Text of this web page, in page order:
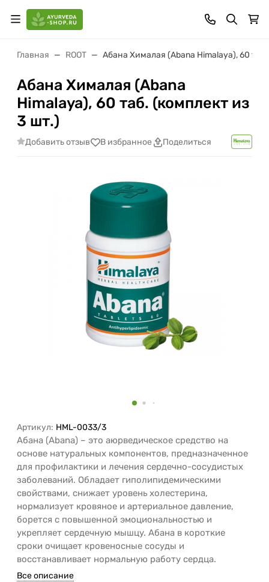
Главная ROOT Абана Хималая (Abana Himalaya), 60
Абана Хималая (Abana
Himalaya), 60 таб. (комплект из
3 шт.)
Добавить отзыв В избранное Поделиться
Артикул: HML-0033/3
Абана (Abana) – это аюрведическое средство на
основе натуральных компонентов, предназначенное
для профилактики и лечения сердечно-сосудистых
заболеваний. Обладает гиполипидемическими
свойствами, снижает уровень холестерина,
нормализует кровяное и артериальное давление,
борется с повышенной эмоциональностью и
укрепляет сердечную мышцу. Абана в короткие
сроки очищает кровеносные сосуды и
восстанавливает нормальную работу сердца.
Все описание